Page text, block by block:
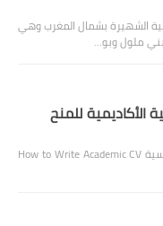
الشهيرة بشمال المغرب وهي
ملول وبو…
الأكاديمية للمنح
كيفية كتابة السيرة الذاتية الأكاديمية للمنح الدراسية How to Write Academic CV